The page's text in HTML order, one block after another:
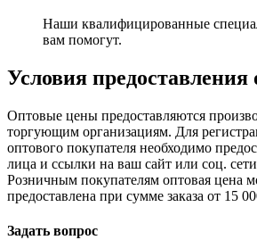
Наши квалифицированные
вам помогут.
Условия
Оптовые цены предоставляются
торгующим организациям. Для
оптового покупателя необходимо
лица и ссылки на ваш сайт или соц.
Розничным покупателям оптовая цена
предоставлена при сумме заказа от 15
Задать вопрос